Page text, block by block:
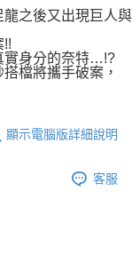
之後又出現巨人與
!!
實身分的奈特…!?
檔將攜手破案，
顯示電腦版詳細說明
客服